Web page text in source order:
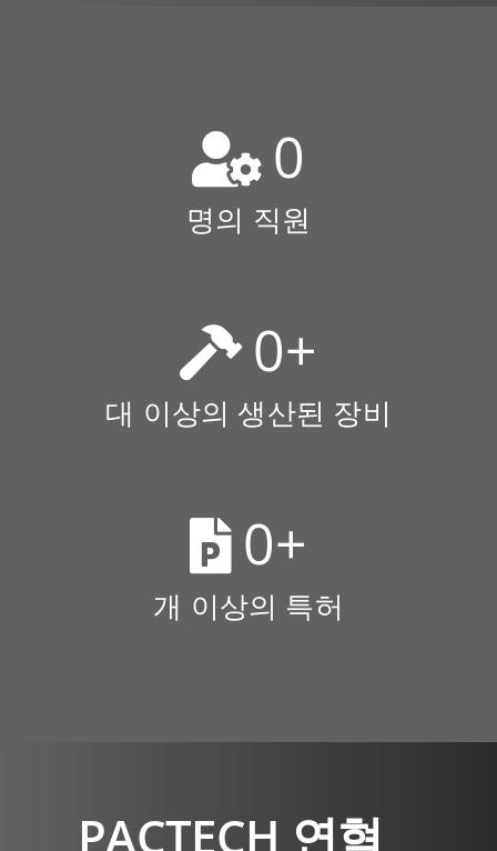
0
명의 직원
0+
대 이상의 생산된 장비
0+
개 이상의 특허
PACTECH 연혁